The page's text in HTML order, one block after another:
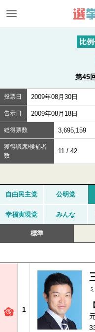
比
第45
投票日 2009年08月30日
告示日 2009年08月18日
総得票数 3,695,159
獲得議席/候補者
数
11 / 42
自由民主党 公明党
幸福実現党 みんな
標準
1